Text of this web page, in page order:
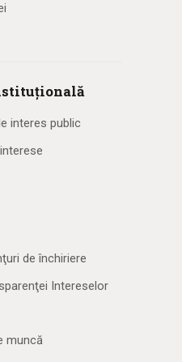
interes public
de închiriere
Intereselor
muncă